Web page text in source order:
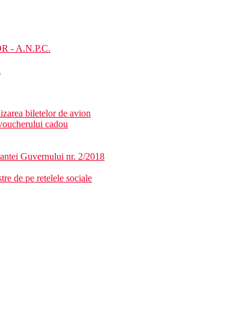
- A.N.P.C.
biletelor de avion
cadou
Guvernului nr. 2/2018
de pe retelele sociale